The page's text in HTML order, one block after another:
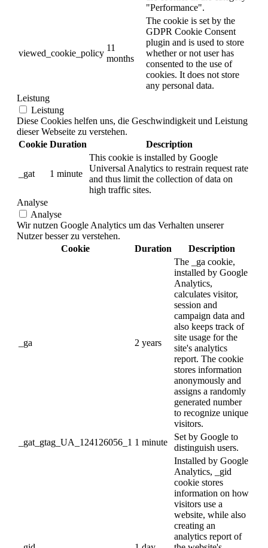
"Performance".
viewed_cookie_policy
11
months
The cookie is set by the
GDPR Cookie Consent
plugin and is used to store
whether or not user has
consented to the use of
cookies. It does not store
any personal data.
Leistung
Leistung
Diese Cookies helfen uns, die Geschwindigkeit und Leistung
dieser Webseite zu verstehen.
Cookie Duration Description
_gat 1 minute
This cookie is installed by Google
Universal Analytics to restrain request rate
and thus limit the collection of data on
high traffic sites.
Analyse
Analyse
Wir nutzen Google Analytics um das Verhalten unserer
Nutzer besser zu verstehen.
Cookie
Duration Description
_ga 2 years
The _ga cookie,
installed by Google
Analytics,
calculates visitor,
session and
campaign data and
also keeps track of
site usage for the
site's analytics
report. The cookie
stores information
anonymously and
assigns a randomly
generated number
to recognize unique
visitors.
_gat_gtag_UA_124126056_1 1 minute
Set by Google to
distinguish users.
Installed by Google
Analytics, _gid
cookie stores
information on how
visitors use a
website, while also
creating an
analytics report of